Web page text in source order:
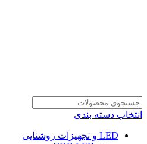
انتخاب دسته بندی
LED و تجهیزات روشنایی